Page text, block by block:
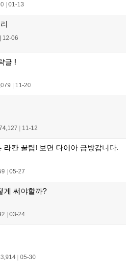
| 01-13
| 12-06
글 !
| 11-20
11-12
라칸 꿀팁! 보면 다이아 금방갑니다.
| 05-27
게 써야할까?
03-24
05-30